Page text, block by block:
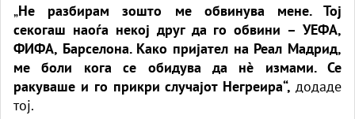
„Не разбирам зошто ме обвинува мене. Тој
секогаш наоѓа некој друг да го обвини – УЕФА,
ФИФА, Барселона. Како пријател на Реал Мадрид,
ме боли кога се обидува да нè измами. Се
ракуваше и го прикри случајот Негреира“, додаде
тој.